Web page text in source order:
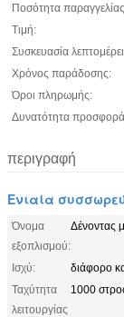
Ποσότητα
Τιμή:
Συσκευασία
Χρόνος παράδοσης:
Όροι πληρωμής:
Δυνατότητα
περιγραφή
Ενιαία
Όνομα
εξοπλισμού:
Δένοντας
Ισχύ:
διάφορο
Ταχύτητα
λειτουργίας
1000